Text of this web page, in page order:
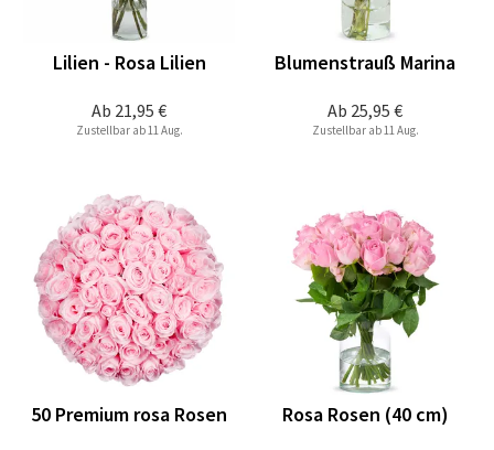
Ab 21,95 €
Lilien - Rosa Lilien
Zustellbar ab 11 Aug.
Ab 25,95 €
Blumenstrauß Marina
Zustellbar ab 11 Aug.
50 Premium rosa Rosen Rosa Rosen (40 cm)